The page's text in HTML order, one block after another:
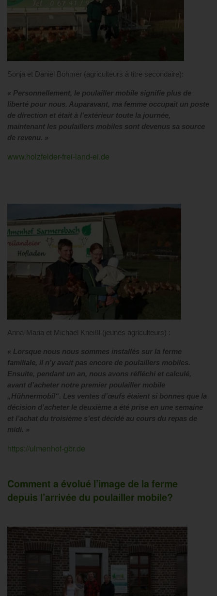
Sonja et Daniel Böhmer (agriculteurs à titre secondaire):
« Personnellement, le poulailler mobile signifie plus de
liberté pour nous. Auparavant, ma femme occupait un poste
de direction et était à l’extérieur toute la journée,
maintenant les poulaillers mobiles sont devenus sa source
de revenu. »
www.holzfelder-frei-land-ei.de
Anna-Maria et Michael Kneißl (jeunes agriculteurs) :
« Lorsque nous nous sommes installés sur la ferme
familiale, il n’y avait pas encore de poulaillers mobiles.
Ensuite, pendant un an, nous avons réfléchi et calculé,
avant d’acheter notre premier poulailler mobile
„Hühnermobil“. Les ventes d’œufs étaient si bonnes que la
décision d’acheter le deuxième a été prise en une semaine
et l’achat du troisième s’est décidé au cours du repas de
midi. »
https://ulmenhof-gbr.de
Comment a évolué l’image de la ferme
depuis l’arrivée du poulailler mobile?